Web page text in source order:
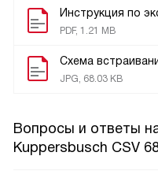
Инструкция по
PDF, 1.21 MB
Схема
JPG, 68.03 KB
Вопросы и ответы
Kuppersbusch CSV